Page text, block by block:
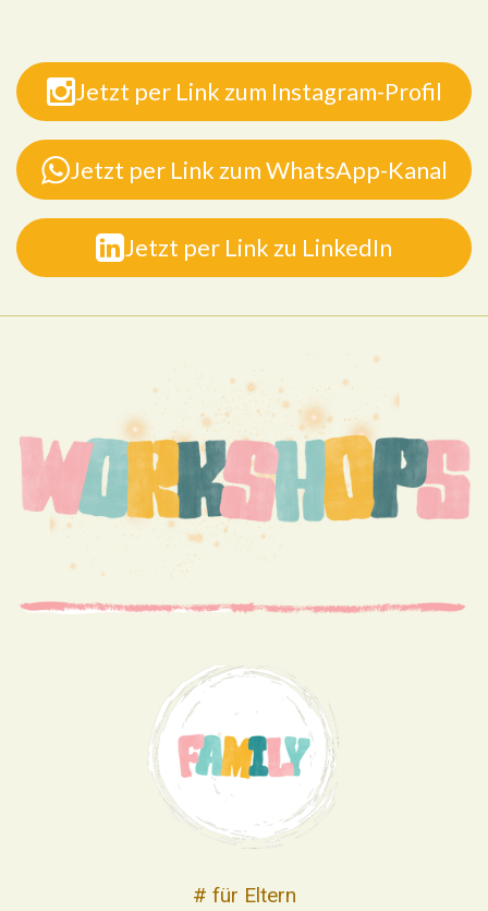
Jetzt per Link zum Instagram-Profil
Jetzt per Link zum WhatsApp-Kanal
Jetzt per Link zu LinkedIn
# für Eltern